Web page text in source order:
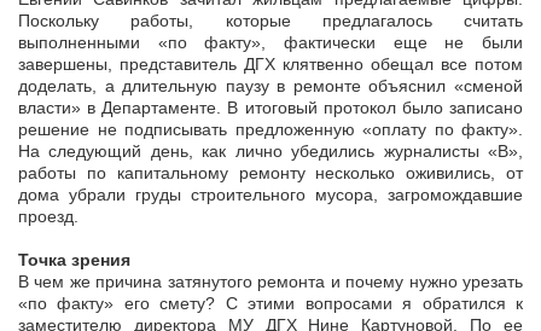
Поскольку работы, которые предлагалось считать
выполненными «по факту», фактически еще не были
завершены, представитель ДГХ клятвенно обещал все потом
доделать, а длительную паузу в ремонте объяснил «сменой
власти» в Департаменте. В итоговый протокол было записано
решение не подписывать предложенную «оплату по факту».
На следующий день, как лично убедились журналисты «В»,
работы по капитальному ремонту несколько оживились, от
дома убрали груды строительного мусора, загромождавшие
проезд.
Точка зрения
В чем же причина затянутого ремонта и почему нужно урезать
«по факту» его смету? С этими вопросами я обратился к
заместителю директора МУ ДГХ Нине Картуновой. По ее